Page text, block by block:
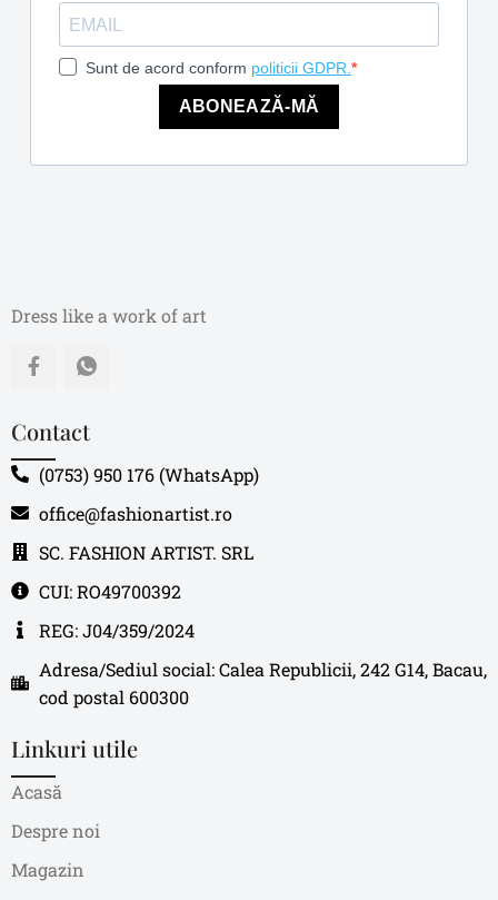
Sunt de acord conform politicii GDPR.
ABONEAZĂ-MĂ
Dress like a work of art
Contact
(0753) 950 176 (WhatsApp)
office@fashionartist.ro
SC. FASHION ARTIST. SRL
CUI: RO49700392
REG: J04/359/2024
Adresa/Sediul social: Calea Republicii, 242 G14, Bacau,
cod postal 600300
Linkuri utile
Acasă
Despre noi
Magazin